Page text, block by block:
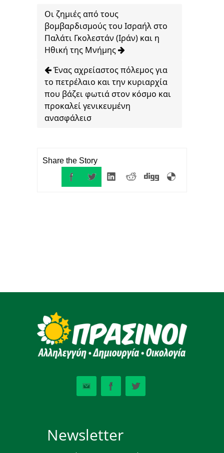
Οι ζημιές από τους
βομβαρδισμούς του Ισραήλ στο
Παλάτι Γκολεστάν (Ιράν) και η
Ηθική της Μνήμης
Ένας αχρείαστος πόλεμος για
το πετρέλαιο και την κυριαρχία
που βάζει φωτιά στον κόσμο και
προκαλεί γενικευμένη
ανασφάλεισ
Share the Story
Newsletter